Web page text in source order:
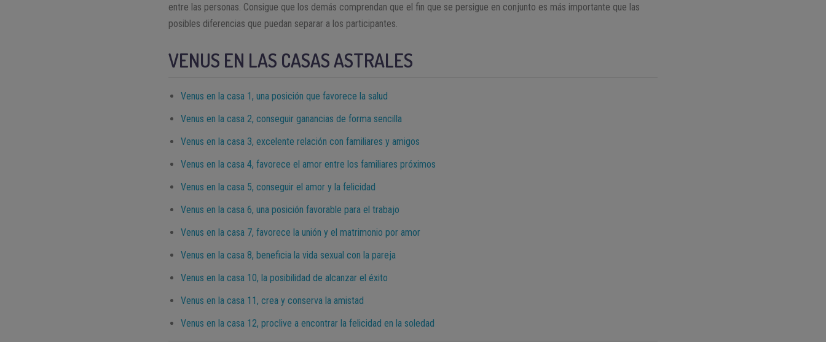
entre las personas. Consigue que los demás comprendan que el fin que se persigue en conjunto es más importante que las
posibles diferencias que puedan separar a los participantes.
VENUS EN LAS CASAS ASTRALES
Venus en la casa 1, una posición que favorece la salud
Venus en la casa 2, conseguir ganancias de forma sencilla
Venus en la casa 3, excelente relación con familiares y amigos
Venus en la casa 4, favorece el amor entre los familiares próximos
Venus en la casa 5, conseguir el amor y la felicidad
Venus en la casa 6, una posición favorable para el trabajo
Venus en la casa 7, favorece la unión y el matrimonio por amor
Venus en la casa 8, beneficia la vida sexual con la pareja
Venus en la casa 10, la posibilidad de alcanzar el éxito
Venus en la casa 11, crea y conserva la amistad
Venus en la casa 12, proclive a encontrar la felicidad en la soledad